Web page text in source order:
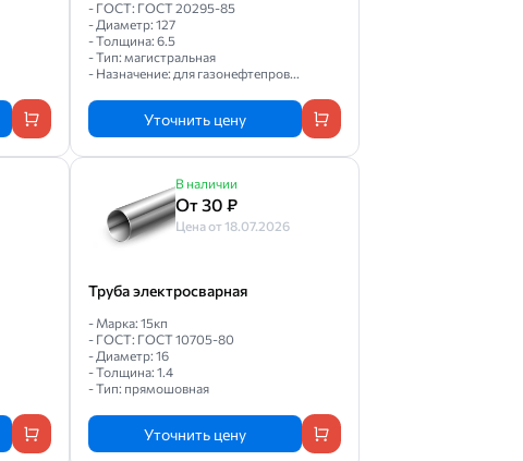
- ГОСТ: ГОСТ 20295-85
- Диаметр: 127
- Толщина: 6.5
- Тип: магистральная
- Назначение: для газонефтепров...
Уточнить цену
В наличии
От 30 ₽
Цена от 18.07.2026
Труба электросварная
- Марка: 15кп
- ГОСТ: ГОСТ 10705-80
- Диаметр: 16
- Толщина: 1.4
- Тип: прямошовная
Уточнить цену